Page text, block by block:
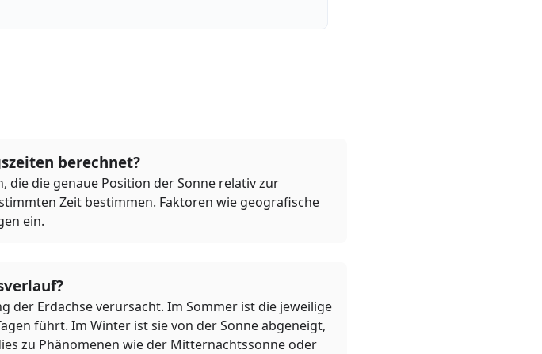
berechnet?
die die genaue Position der Sonne relativ zur
Zeit bestimmen. Faktoren wie geografische
ein.
der Erdachse verursacht. Im Sommer ist die jeweilige
führt. Im Winter ist sie von der Sonne abgeneigt,
zu Phänomenen wie der Mitternachtssonne oder